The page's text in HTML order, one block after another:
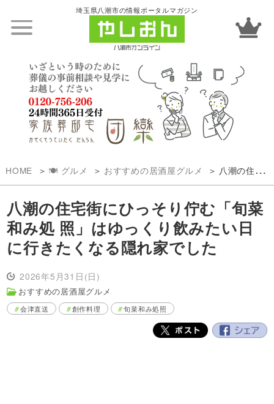
埼玉県八潮市の情報ポータルマガジン
HOME 🍽️ グルメ おすすめの居酒屋グルメ 八潮の住宅街にひっそり佇む「旬菜和み処 照」はゆっくり飲みたい日に行きたくなる隠れ家でした
八潮の住宅街にひっそり佇む「旬菜
和み処 照」はゆっくり飲みたい日
に行きたくなる隠れ家でした
2026年5月31日(日)
おすすめの居酒屋グルメ
会津直送 創作料理 旬菜和み処照